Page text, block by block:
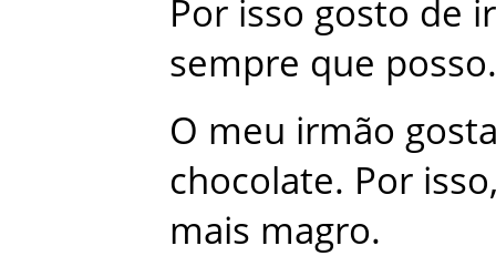
Por isso gosto de ir
sempre que posso.
O meu irmão
chocolate. Por isso
mais magro.